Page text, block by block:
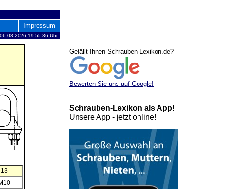
Impressum
19:55:36 Uhr
13
M10
Gefällt Ihnen Schrauben-Lexikon.de?
Bewerten Sie uns auf Google!
Schrauben-Lexikon als App!
Unsere App - jetzt online!